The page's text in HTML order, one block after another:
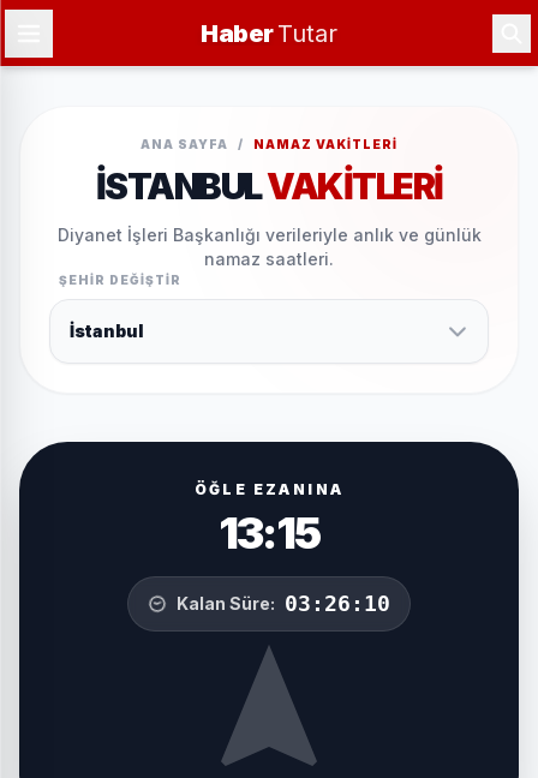
HaberTutar
ANA SAYFA / NAMAZ VAKITLERI
İSTANBULVAKITLERI
Diyanet İşleri Başkanlığı verileriyle anlık ve günlük
namaz saatleri.
ŞEHIR DEĞIŞTIR
ÖĞLE EZANINA
13:15
Kalan Süre: 03:26:10